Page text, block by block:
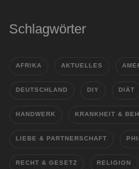
Schlagwörter
AFRIKA AKTUELLES
DEUTSCHLAND DIY DIÄT
HANDWERK KRANKHEIT &
LIEBE & PARTNERSCHAFT
RECHT & GESETZ RELIGION